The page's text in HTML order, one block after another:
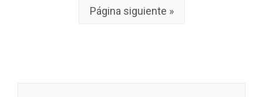
Página siguiente »